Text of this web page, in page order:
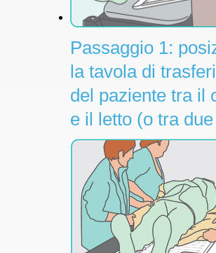
Passaggio 1:
la tavola di
del paziente tra il
e il letto (o tra